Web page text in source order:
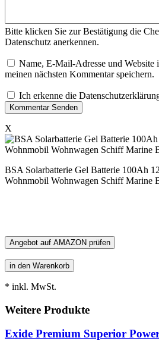
Bitte klicken Sie zur Bestätigung die
Datenschutz anerkennen.
Name, E-Mail-Adresse und Website
meinen nächsten Kommentar speichern.
Ich erkenne die
X
BSA Solarbatterie Gel Batterie 100Ah
Wohnmobil Wohnwagen Schiff Marine
Angebot auf AMAZON prüfen
* inkl. MwSt.
Weitere Produkte
Exide Premium Superior